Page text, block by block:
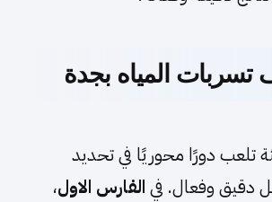
المياه بجدة
تلعب دورًا محوريًا في تحديد
دقيق وفعال. في الفارس الاول،